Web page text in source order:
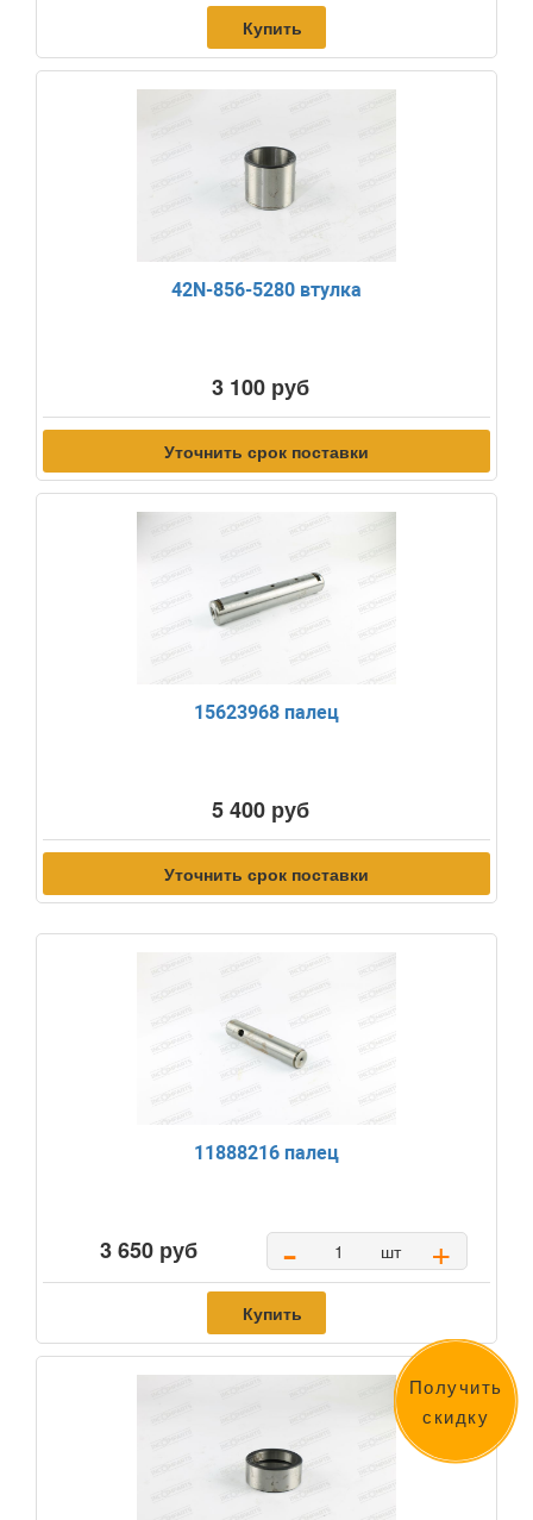
Получить
скидку
Купить
42N-856-5280 втулка
3 100 руб
Уточнить срок поставки
15623968 палец
5 400 руб
Уточнить срок поставки
11888216 палец
3 650 руб - шт +
Купить